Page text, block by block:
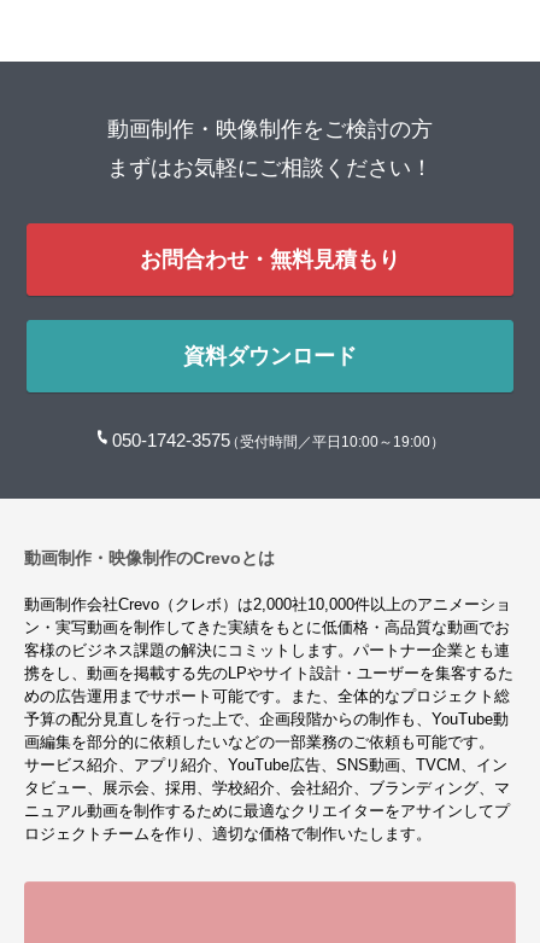
動画制作・映像制作をご検討の方
まずはお気軽にご相談ください！
お問合わせ・無料見積もり
資料ダウンロード
050-1742-3575（受付時間／平日10:00～19:00）
動画制作・映像制作のCrevoとは
動画制作会社Crevo（クレボ）は2,000社10,000件以上のアニメーショ
ン・実写動画を制作してきた実績をもとに低価格・高品質な動画でお
客様のビジネス課題の解決にコミットします。パートナー企業とも連
携をし、動画を掲載する先のLPやサイト設計・ユーザーを集客するた
めの広告運用までサポート可能です。また、全体的なプロジェクト総
予算の配分見直しを行った上で、企画段階からの制作も、YouTube動
画編集を部分的に依頼したいなどの一部業務のご依頼も可能です。
サービス紹介、アプリ紹介、YouTube広告、SNS動画、TVCM、イン
タビュー、展示会、採用、学校紹介、会社紹介、ブランディング、マ
ニュアル動画を制作するために最適なクリエイターをアサインしてプ
ロジェクトチームを作り、適切な価格で制作いたします。